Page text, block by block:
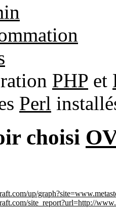
PHP et
Perl
choisi
up/
site_report?url=http://